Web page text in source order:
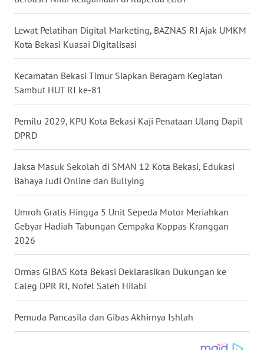
Lewat Pelatihan Digital Marketing, BAZNAS RI Ajak UMKM
Kota Bekasi Kuasai Digitalisasi
Kecamatan Bekasi Timur Siapkan Beragam Kegiatan
Sambut HUT RI ke-81
Pemilu 2029, KPU Kota Bekasi Kaji Penataan Ulang Dapil
DPRD
Jaksa Masuk Sekolah di SMAN 12 Kota Bekasi, Edukasi
Bahaya Judi Online dan Bullying
Umroh Gratis Hingga 5 Unit Sepeda Motor Meriahkan
Gebyar Hadiah Tabungan Cempaka Koppas Kranggan
2026
Ormas GIBAS Kota Bekasi Deklarasikan Dukungan ke
Caleg DPR RI, Nofel Saleh Hilabi
Pemuda Pancasila dan Gibas Akhirnya Ishlah
SUMBAR
WN
SUMSEL
WN
BENGKULU
WN
LAMPUNG
WN
JATENG
WN
NUSANTARA
WN
JOGJA